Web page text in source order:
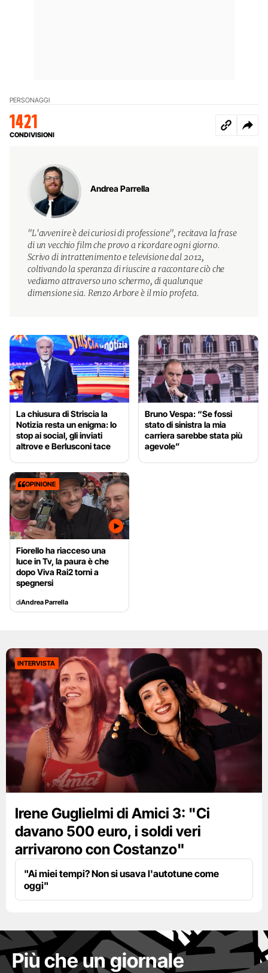
PERSONAGGI
1421
CONDIVISIONI
Andrea Parrella
"L'avvenire è dei curiosi di professione", recitava la frase
di un vecchio film che provo a ricordare ogni giorno.
Scrivo di intrattenimento e televisione dal 2012,
coltivando la speranza di riuscire a raccontare ciò che
vediamo attraverso uno schermo, di qualunque
dimensione sia. Renzo Arbore è il mio profeta.
La chiusura di Striscia la
Notizia resta un enigma: lo
stop ai social, gli inviati
altrove e Berlusconi tace
Bruno Vespa: “Se fossi
stato di sinistra la mia
carriera sarebbe stata più
agevole”
OPINIONE
Fiorello ha riacceso una
luce in Tv, la paura è che
dopo Viva Rai2 torni a
spegnersi
diAndrea Parrella
INTERVISTA
Irene Guglielmi di Amici 3: "Ci
davano 500 euro, i soldi veri
arrivarono con Costanzo"
"Ai miei tempi? Non si usava l'autotune come
oggi"
Più che un giornale